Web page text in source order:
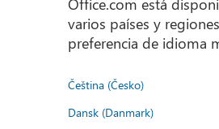
Office.com está
varios países y
preferencia de idioma
Čeština (Česko)
Dansk (Danmark)